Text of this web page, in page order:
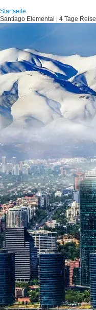
Startseite
Santiago Elemental | 4 Tage Reise